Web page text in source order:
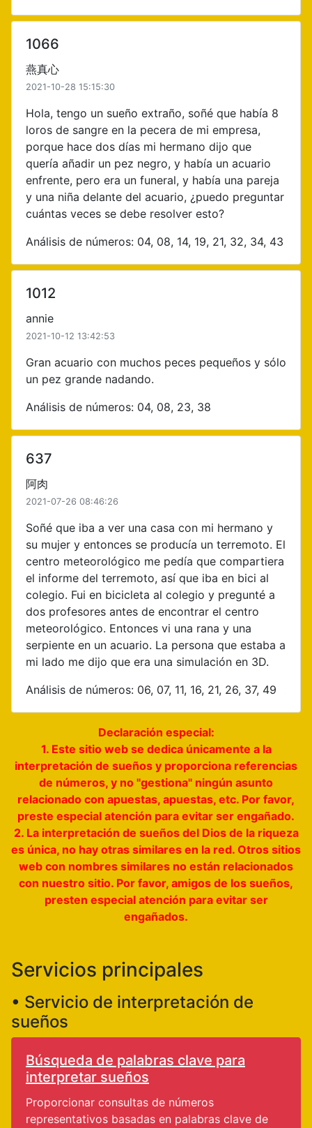
1066
燕真心
2021-10-28 15:15:30
Hola, tengo un sueño extraño, soñé que había 8
loros de sangre en la pecera de mi empresa,
porque hace dos días mi hermano dijo que
quería añadir un pez negro, y había un acuario
enfrente, pero era un funeral, y había una pareja
y una niña delante del acuario, ¿puedo preguntar
cuántas veces se debe resolver esto?
Análisis de números: 04, 08, 14, 19, 21, 32, 34, 43
1012
annie
2021-10-12 13:42:53
Gran acuario con muchos peces pequeños y sólo
un pez grande nadando.
Análisis de números: 04, 08, 23, 38
637
阿肉
2021-07-26 08:46:26
Soñé que iba a ver una casa con mi hermano y
su mujer y entonces se producía un terremoto. El
centro meteorológico me pedía que compartiera
el informe del terremoto, así que iba en bici al
colegio. Fui en bicicleta al colegio y pregunté a
dos profesores antes de encontrar el centro
meteorológico. Entonces vi una rana y una
serpiente en un acuario. La persona que estaba a
mi lado me dijo que era una simulación en 3D.
Análisis de números: 06, 07, 11, 16, 21, 26, 37, 49
Declaración especial:
1. Este sitio web se dedica únicamente a la
interpretación de sueños y proporciona referencias
de números, y no "gestiona" ningún asunto
relacionado con apuestas, apuestas, etc. Por favor,
preste especial atención para evitar ser engañado.
2. La interpretación de sueños del Dios de la riqueza
es única, no hay otras similares en la red. Otros sitios
web con nombres similares no están relacionados
con nuestro sitio. Por favor, amigos de los sueños,
presten especial atención para evitar ser
engañados.
Servicios principales
• Servicio de interpretación de
sueños
Búsqueda de palabras clave para
interpretar sueños
Proporcionar consultas de números
representativos basadas en palabras clave de